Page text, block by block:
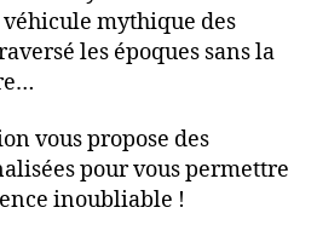
mythique des
les époques sans la
vous propose des
pour vous permettre
inoubliable !